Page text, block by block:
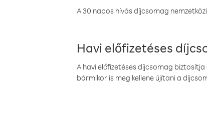
A 30 napos hívás díjcsomag
Havi előfizetéses
A havi előfizetéses díjcsomag
bármikor is meg kellene újítani a